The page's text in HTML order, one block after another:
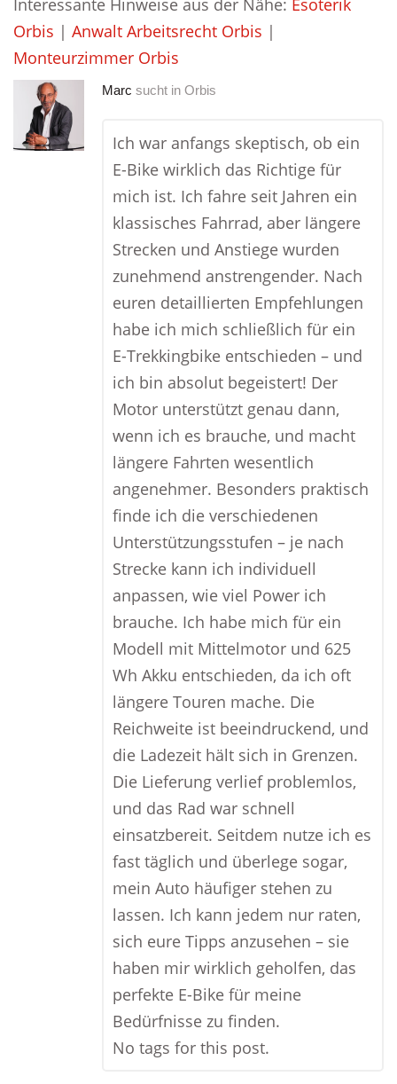
Interessante Hinweise aus der Nähe: Esoterik
Orbis | Anwalt Arbeitsrecht Orbis |
Monteurzimmer Orbis
Marc sucht in Orbis
Ich war anfangs skeptisch, ob ein
E-Bike wirklich das Richtige für
mich ist. Ich fahre seit Jahren ein
klassisches Fahrrad, aber längere
Strecken und Anstiege wurden
zunehmend anstrengender. Nach
euren detaillierten Empfehlungen
habe ich mich schließlich für ein
E-Trekkingbike entschieden – und
ich bin absolut begeistert! Der
Motor unterstützt genau dann,
wenn ich es brauche, und macht
längere Fahrten wesentlich
angenehmer. Besonders praktisch
finde ich die verschiedenen
Unterstützungsstufen – je nach
Strecke kann ich individuell
anpassen, wie viel Power ich
brauche. Ich habe mich für ein
Modell mit Mittelmotor und 625
Wh Akku entschieden, da ich oft
längere Touren mache. Die
Reichweite ist beeindruckend, und
die Ladezeit hält sich in Grenzen.
Die Lieferung verlief problemlos,
und das Rad war schnell
einsatzbereit. Seitdem nutze ich es
fast täglich und überlege sogar,
mein Auto häufiger stehen zu
lassen. Ich kann jedem nur raten,
sich eure Tipps anzusehen – sie
haben mir wirklich geholfen, das
perfekte E-Bike für meine
Bedürfnisse zu finden.
No tags for this post.